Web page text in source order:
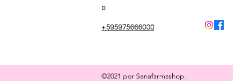
o
+595975666000
©2021 por Sanafarmashop.